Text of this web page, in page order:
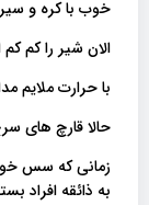
خوب با کره و
الان شیر را کم
با حرارت ملایم
حالا قارچ های
زمانی که سس
به ذائقه افراد